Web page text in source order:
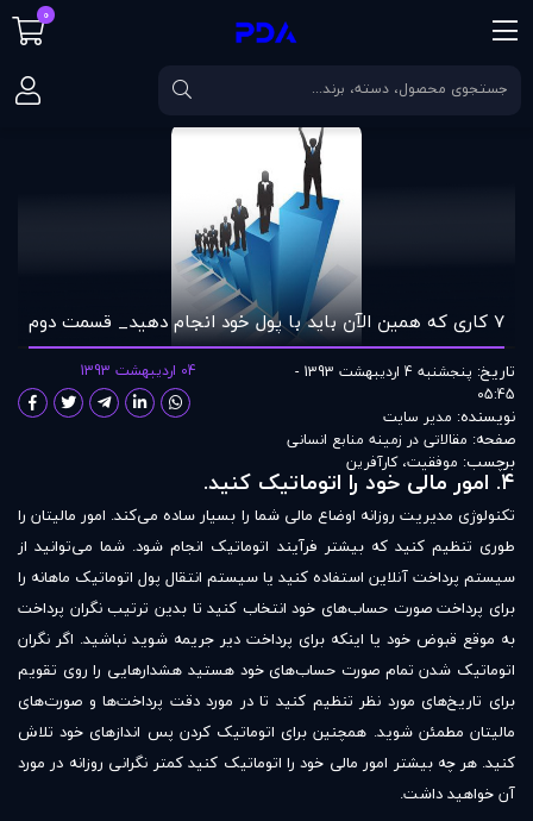
صفحه اصلی مقالات ۷ کاری که همين الآن بايد با پول خود انجام دهيد_ قسمت دوم
۷ کاری که همين الآن بايد با پول خود انجام دهيد_ قسمت دوم
تاریخ:
پنجشنبه 4 اردیبهشت 1393 -
05:45
نویسنده: مدير سايت
صفحه: مقالاتی در زمينه منابع انسانی
برچسب: موفقیت، کارآفرین
04 اردیبهشت 1393
۴. امور مالی خود را اتوماتیک کنید.
تکنولوژی مدیریت روزانه اوضاع مالی شما را بسیار ساده می‌کند. امور مالیتان را
طوری تنظیم کنید که بیشتر فرآیند اتوماتیک انجام شود. شما می‌توانید از
سیستم پرداخت آنلاین استفاده کنید یا سیستم انتقال پول اتوماتیک ماهانه را
برای پرداخت صورت حساب‌های خود انتخاب کنید تا بدین ترتیب نگران پرداخت
به موقع قبوض خود یا اینکه برای پرداخت دیر جریمه شوید نباشید. اگر نگران
اتوماتیک شدن تمام صورت حساب‌های خود هستید هشدارهایی را روی تقویم
برای تاریخ‌های مورد نظر تنظیم کنید تا در مورد دقت پرداخت‌ها و صورت‌های
مالیتان مطمئن شوید. همچنین برای اتوماتیک کردن پس اندازهای خود تلاش
کنید. هر چه بیشتر امور مالی خود را اتوماتیک کنید کمتر نگرانی روزانه در مورد
آن خواهید داشت.
0